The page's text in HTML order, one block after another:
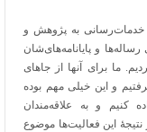
خدمات‌رسانی به پژوهش و
و پایانامه‌های‌شان
ما برای آنها از جاهای
و این خیلی مهم بوده
کنیم و به علاقه‌مندان
این فعالیت‌ها موضوع